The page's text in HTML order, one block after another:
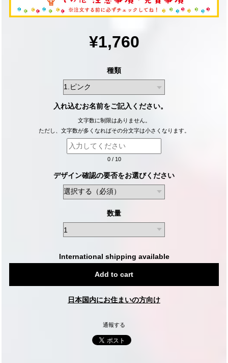
¥1,760
種類
入れ込むお名前をご記入ください。
文字数に制限はありません。
ただし、文字数が多くなればその分文字は小さくなります。
0/ 10
デザイン確認の要否をお選びください
数量
International shipping available
Add to cart
日本国内にお住まいの方向け
通報する